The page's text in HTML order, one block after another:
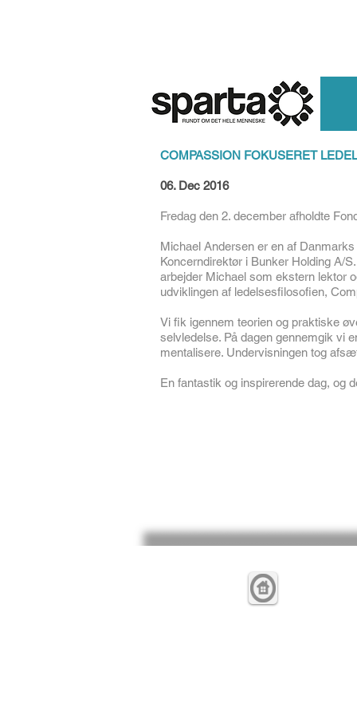
HJEM
COMPASSION FOKUSERET
06. Dec 2016
Fredag den 2. december afholdte
Michael Andersen er en af
Koncerndirektør i Bunker Holding A/
arbejder Michael som ekstern lektor
udviklingen af ledelsesfilosofien,
Vi fik igennem teorien og praktiske
selvledelse. På dagen gennemgik vi
mentalisere. Undervisningen tog
En fantastik og inspirerende dag, og